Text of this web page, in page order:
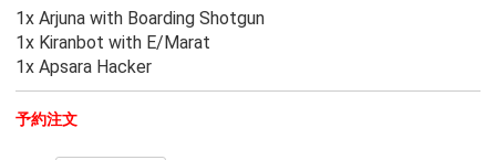
1x Arjuna with Boarding Shotgun
1x Kiranbot with E/Marat
1x Apsara Hacker
予約注文